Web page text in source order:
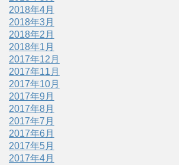
2018年4月
2018年3月
2018年2月
2018年1月
2017年12月
2017年11月
2017年10月
2017年9月
2017年8月
2017年7月
2017年6月
2017年5月
2017年4月